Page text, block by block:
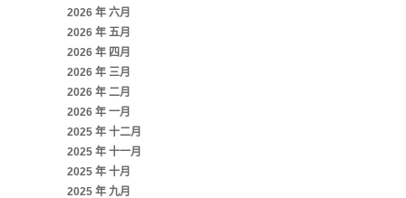
2026 年 六月
2026 年 五月
2026 年 四月
2026 年 三月
2026 年 二月
2026 年 一月
2025 年 十二月
2025 年 十一月
2025 年 十月
2025 年 九月